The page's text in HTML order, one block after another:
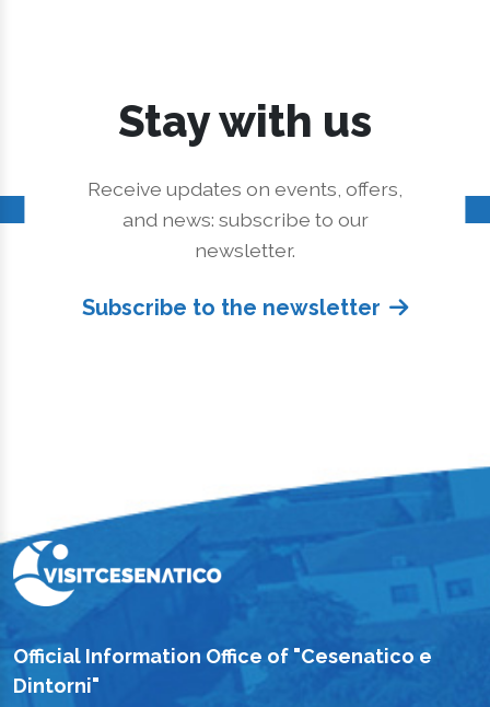
Stay with us
Receive updates on events, offers,
and news: subscribe to our
newsletter.
Subscribe to the newsletter
Official Information Office of "Cesenatico e
Dintorni"